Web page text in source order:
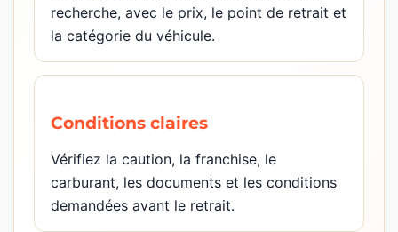
recherche, avec le prix, le point de retrait et
la catégorie du véhicule.
Conditions claires
Vérifiez la caution, la franchise, le
carburant, les documents et les conditions
demandées avant le retrait.